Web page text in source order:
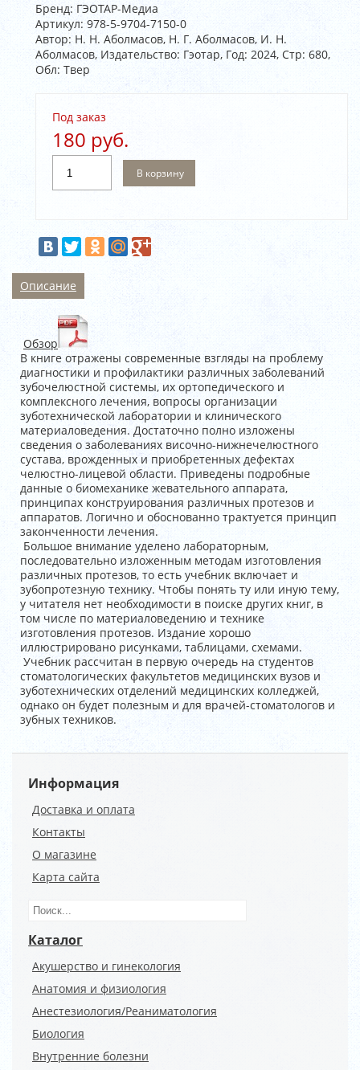
Бренд: ГЭОТАР-Медиа
Артикул: 978-5-9704-7150-0
Автор: Н. Н. Аболмасов, Н. Г. Аболмасов, И. Н.
Аболмасов, Издательство: Гэотар, Год: 2024, Стр: 680,
Обл: Твер
Под заказ
180 руб.
В корзину
Описание
Обзор
В книге отражены современные взгляды на проблему
диагностики и профилактики различных заболеваний
зубочелюстной системы, их ортопедического и
комплексного лечения, вопросы организации
зуботехнической лаборатории и клинического
материаловедения. Достаточно полно изложены
сведения о заболеваниях височно-нижнечелюстного
сустава, врожденных и приобретенных дефектах
челюстно-лицевой области. Приведены подробные
данные о биомеханике жевательного аппарата,
принципах конструирования различных протезов и
аппаратов. Логично и обоснованно трактуется принцип
законченности лечения.
Большое внимание уделено лабораторным,
последовательно изложенным методам изготовления
различных протезов, то есть учебник включает и
зубопротезную технику. Чтобы понять ту или иную тему,
у читателя нет необходимости в поиске других книг, в
том числе по материаловедению и технике
изготовления протезов. Издание хорошо
иллюстрировано рисунками, таблицами, схемами.
Учебник рассчитан в первую очередь на студентов
стоматологических факультетов медицинских вузов и
зуботехнических отделений медицинских колледжей,
однако он будет полезным и для врачей-стоматологов и
зубных техников.
Информация
Доставка и оплата
Контакты
О магазине
Карта сайта
Каталог
Акушерство и гинекология
Анатомия и физиология
Анестезиология/Реаниматология
Биология
Внутренние болезни